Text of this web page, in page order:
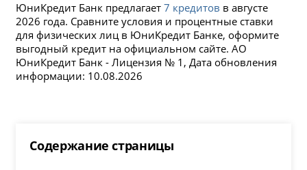
ЮниКредит Банк предлагает7 кредитов в августе
2026 года. Сравните условия и процентные ставки
для физических лиц в ЮниКредит Банке, оформите
выгодный кредит на официальном сайте. АО
ЮниКредит Банк - Лицензия № 1, Дата обновления
информации: 10.08.2026
Содержание страницы